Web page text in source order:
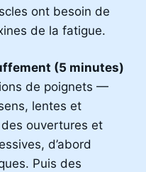
ont besoin de
de la fatigue.
(5 minutes)
de poignets —
lentes et
ouvertures et
d’abord
Puis des